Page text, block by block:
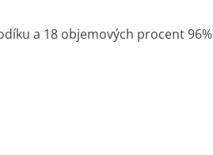
a 18 objemových procent 96%